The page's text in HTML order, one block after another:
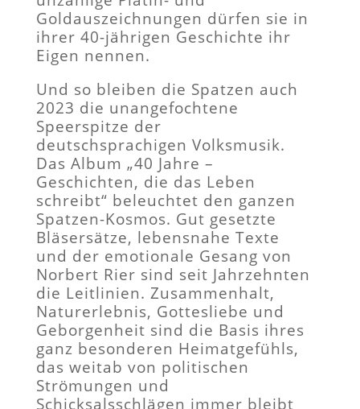
Goldauszeichnungen dürfen sie in
ihrer 40-jährigen Geschichte ihr
Eigen nennen.
Und so bleiben die Spatzen auch
2023 die unangefochtene
Speerspitze der
deutschsprachigen Volksmusik.
Das Album „40 Jahre –
Geschichten, die das Leben
schreibt“ beleuchtet den ganzen
Spatzen-Kosmos. Gut gesetzte
Bläsersätze, lebensnahe Texte
und der emotionale Gesang von
Norbert Rier sind seit Jahrzehnten
die Leitlinien. Zusammenhalt,
Naturerlebnis, Gottesliebe und
Geborgenheit sind die Basis ihres
ganz besonderen Heimatgefühls,
das weitab von politischen
Strömungen und
Schicksalsschlägen immer bleibt